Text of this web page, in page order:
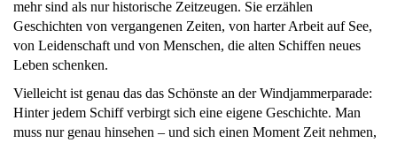
mehr sind als nur historische Zeitzeugen. Sie erzählen
Geschichten von vergangenen Zeiten, von harter Arbeit auf See,
von Leidenschaft und von Menschen, die alten Schiffen neues
Leben schenken.
Vielleicht ist genau das das Schönste an der Windjammerparade:
Hinter jedem Schiff verbirgt sich eine eigene Geschichte. Man
muss nur genau hinsehen – und sich einen Moment Zeit nehmen,